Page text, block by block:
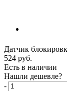
Датчик
524 руб.
Есть в наличии
Нашли дешевле?
-